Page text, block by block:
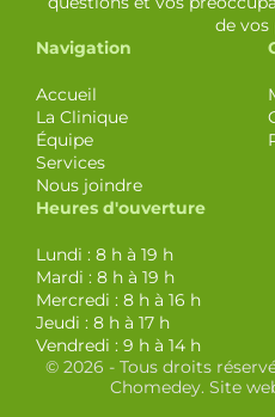
de vos
Navigation
Accueil
La Clinique
Équipe
Services
Nous joindre
Heures d'ouverture
Lundi : 8 h à 19 h
Mardi : 8 h à 19 h
Mercredi : 8 h à 16 h
Jeudi : 8 h à 17 h
Vendredi : 9 h à 14 h
© 2026 - Tous droits
Chomedey. Site